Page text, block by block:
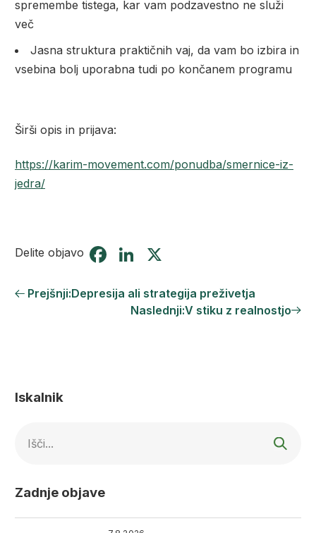
spremembe tistega, kar vam podzavestno ne služi
več
Jasna struktura praktičnih vaj, da vam bo izbira in
vsebina bolj uporabna tudi po končanem programu
Širši opis in prijava:
https://karim-movement.com/ponudba/smernice-iz-
jedra/
Delite objavo Facebook
LinkedIn
Prejšnji:Depresija ali strategija preživetja
Naslednji:V stiku z realnostjo
Iskalnik
Zadnje objave